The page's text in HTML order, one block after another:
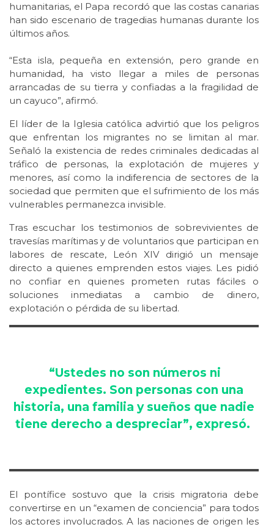
humanitarias, el Papa recordó que las costas canarias
han sido escenario de tragedias humanas durante los
últimos años.
“Esta isla, pequeña en extensión, pero grande en
humanidad, ha visto llegar a miles de personas
arrancadas de su tierra y confiadas a la fragilidad de
un cayuco”, afirmó.
El líder de la Iglesia católica advirtió que los peligros
que enfrentan los migrantes no se limitan al mar.
Señaló la existencia de redes criminales dedicadas al
tráfico de personas, la explotación de mujeres y
menores, así como la indiferencia de sectores de la
sociedad que permiten que el sufrimiento de los más
vulnerables permanezca invisible.
Tras escuchar los testimonios de sobrevivientes de
travesías marítimas y de voluntarios que participan en
labores de rescate, León XIV dirigió un mensaje
directo a quienes emprenden estos viajes. Les pidió
no confiar en quienes prometen rutas fáciles o
soluciones inmediatas a cambio de dinero,
explotación o pérdida de su libertad.
“Ustedes no son números ni
expedientes. Son personas con una
historia, una familia y sueños que nadie
tiene derecho a despreciar”, expresó.
El pontífice sostuvo que la crisis migratoria debe
convertirse en un “examen de conciencia” para todos
los actores involucrados. A las naciones de origen les